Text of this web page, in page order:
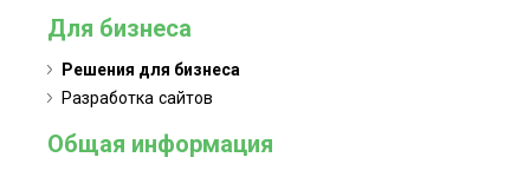
Для бизнеса
Решения для бизнеса
Разработка сайтов
Общая информация